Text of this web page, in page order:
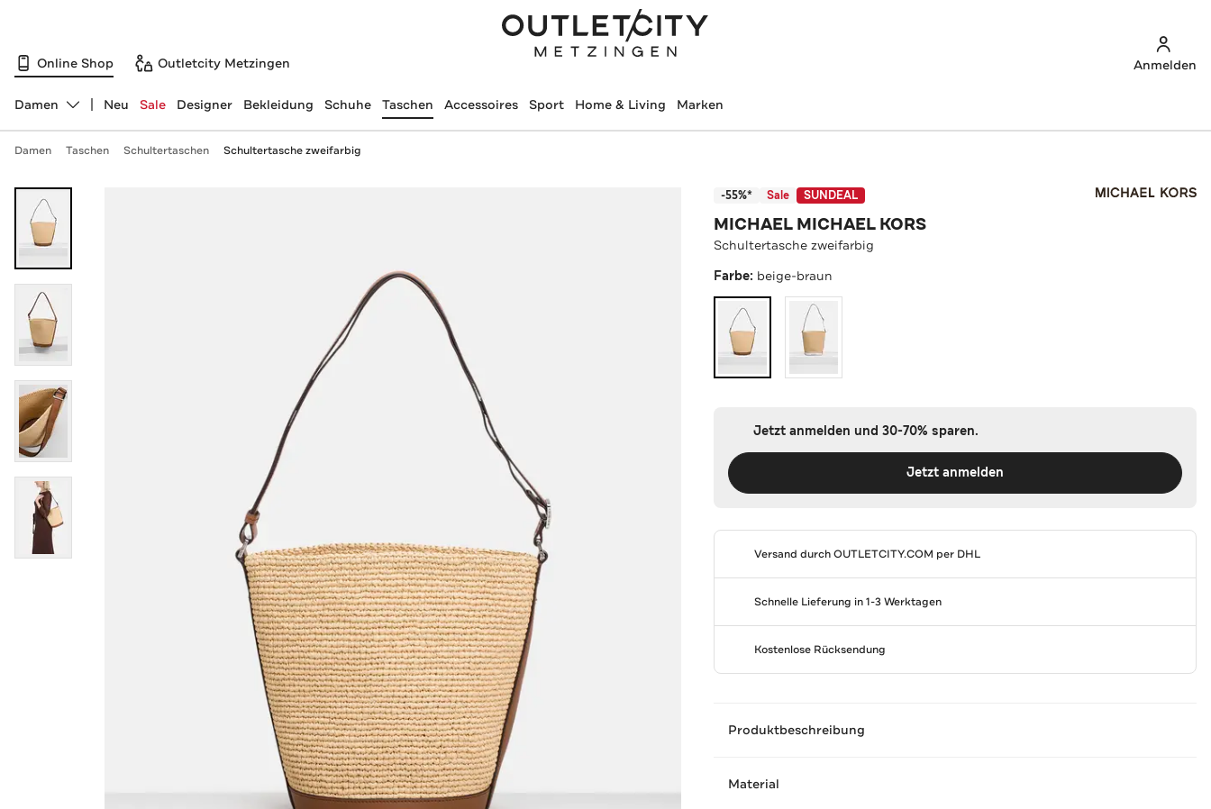
Online Shop Outletcity Metzingen Anmelden
Abteilung ändern, ausgewählt:
Damen Neu Sale Designer Bekleidung Schuhe Taschen Accessoires Sport Home & Living Marken
Damen Taschen Schultertaschen Schultertasche zweifarbig
-55%* Sale SUNDEAL
MICHAEL MICHAEL KORS
Schultertasche zweifarbig
Farbe: beige-braun
Jetzt anmelden und 30-70% sparen.
Jetzt anmelden
Versand durchOUTLETCITY.COM per DHL
Schnelle Lieferung in 1-3 Werktagen
Kostenlose Rücksendung
Produktbeschreibung
Material